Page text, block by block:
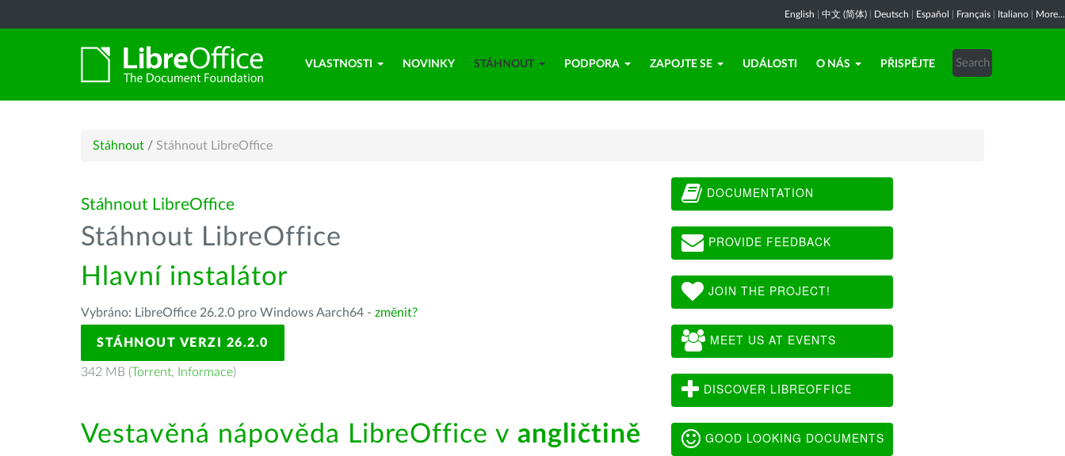
English 中文 (简体) Deutsch Español Français Italiano More...
VLASTNOSTI NOVINKY STÁHNOUT PODPORA ZAPOJTE SE UDÁLOSTI O NÁS PŘISPĚJTE
Stáhnout / Stáhnout LibreOffice
Stáhnout LibreOffice
Stáhnout LibreOffice
Hlavní instalátor
Vybráno: LibreOffice 26.2.0 pro Windows Aarch64 - změnit?
STÁHNOUT VERZI 26.2.0
342 MB (Torrent, Informace)
Vestavěná nápověda LibreOffice v angličtině
DOCUMENTATION
PROVIDE FEEDBACK
JOIN THE PROJECT!
MEET US AT EVENTS
DISCOVER LIBREOFFICE
GOOD LOOKING DOCUMENTS